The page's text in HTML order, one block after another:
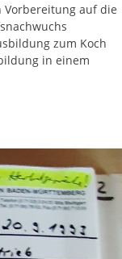
auf die
zum Koch
in einem